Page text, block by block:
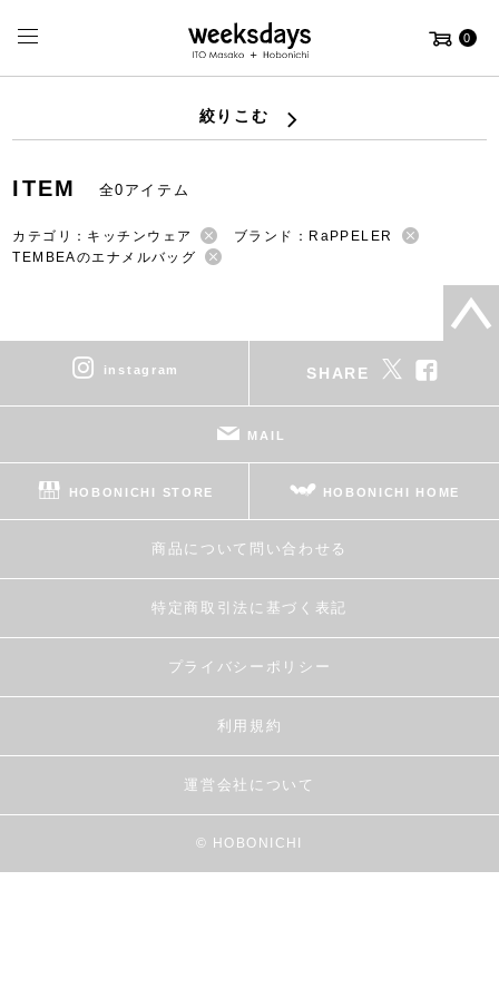
0
絞りこむ
ITEM 全0アイテム
カテゴリ：キッチンウェア
ブランド：RaPPELER
TEMBEAのエナメルバッグ
instagram SHARE
MAIL
HOBONICHI STORE HOBONICHI HOME
商品について問い合わせる
特定商取引法に基づく表記
プライバシーポリシー
利用規約
運営会社について
© HOBONICHI